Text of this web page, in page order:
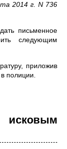
2014 г. N 736
письменное
следующим
приложив
полиции.